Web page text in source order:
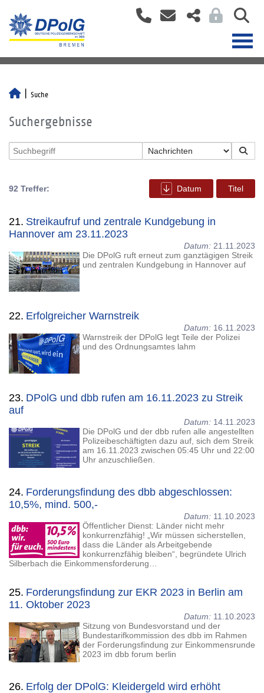
Suche
Suchergebnisse
92 Treffer: Datum Titel
21. Streikaufruf und zentrale Kundgebung in
Hannover am 23.11.2023
Datum: 21.11.2023
Die DPolG ruft erneut zum ganztägigen Streik
und zentralen Kundgebung in Hannover auf
22. Erfolgreicher Warnstreik
Datum: 16.11.2023
Warnstreik der DPolG legt Teile der Polizei
und des Ordnungsamtes lahm
23. DPolG und dbb rufen am 16.11.2023 zu Streik
auf
Datum: 14.11.2023
Die DPolG und der dbb rufen alle angestellten
Polizeibeschäftigten dazu auf, sich dem Streik
am 16.11.2023 zwischen 05:45 Uhr und 22:00
Uhr anzuschließen.
24. Forderungsfindung des dbb abgeschlossen:
10,5%, mind. 500,-
Datum: 11.10.2023
Öffentlicher Dienst: Länder nicht mehr
konkurrenzfähig! „Wir müssen sicherstellen,
dass die Länder als Arbeitgebende
konkurrenzfähig bleiben“, begründete Ulrich
Silberbach die Einkommensforderung…
25. Forderungsfindung zur EKR 2023 in Berlin am
11. Oktober 2023
Datum: 11.10.2023
Sitzung von Bundesvorstand und der
Bundestarifkommission des dbb im Rahmen
der Forderungsfindung zur Einkommensrunde
2023 im dbb forum berlin
26. Erfolg der DPolG: Kleidergeld wird erhöht